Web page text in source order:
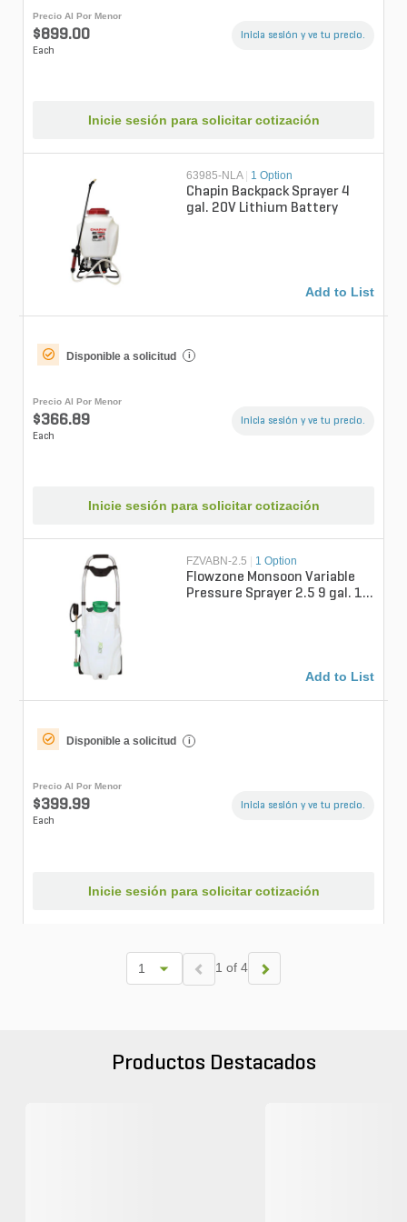
Precio Al Por Menor
$899.00
Each
Inicia sesión y ve tu precio.
Inicie sesión para solicitar cotización
63985-NLA 1 Option
Chapin Backpack Sprayer 4
gal. 20V Lithium Battery
Add to List
Disponible a solicitud i
Precio Al Por Menor
$366.89
Each
Inicia sesión y ve tu precio.
Inicie sesión para solicitar cotización
FZVABN-2.5 1 Option
Flowzone Monsoon Variable
Pressure Sprayer 2.5 9 gal. 18
Add to List
Disponible a solicitud i
Precio Al Por Menor
$399.99
Each
Inicia sesión y ve tu precio.
Inicie sesión para solicitar cotización
1 of 4
Productos Destacados